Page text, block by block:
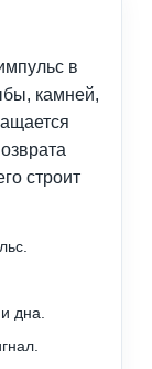
в
камней,
строит
дна.